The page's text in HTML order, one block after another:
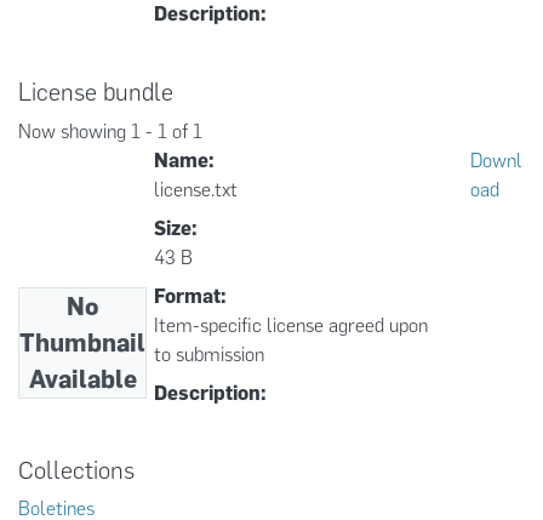
Description:
License bundle
Now showing 1 - 1 of 1
No
Thumbnail
Available
Name:
license.txt
Size:
43 B
Format:
Item-specific license agreed upon
to submission
Description:
Downl
oad
Collections
Boletines